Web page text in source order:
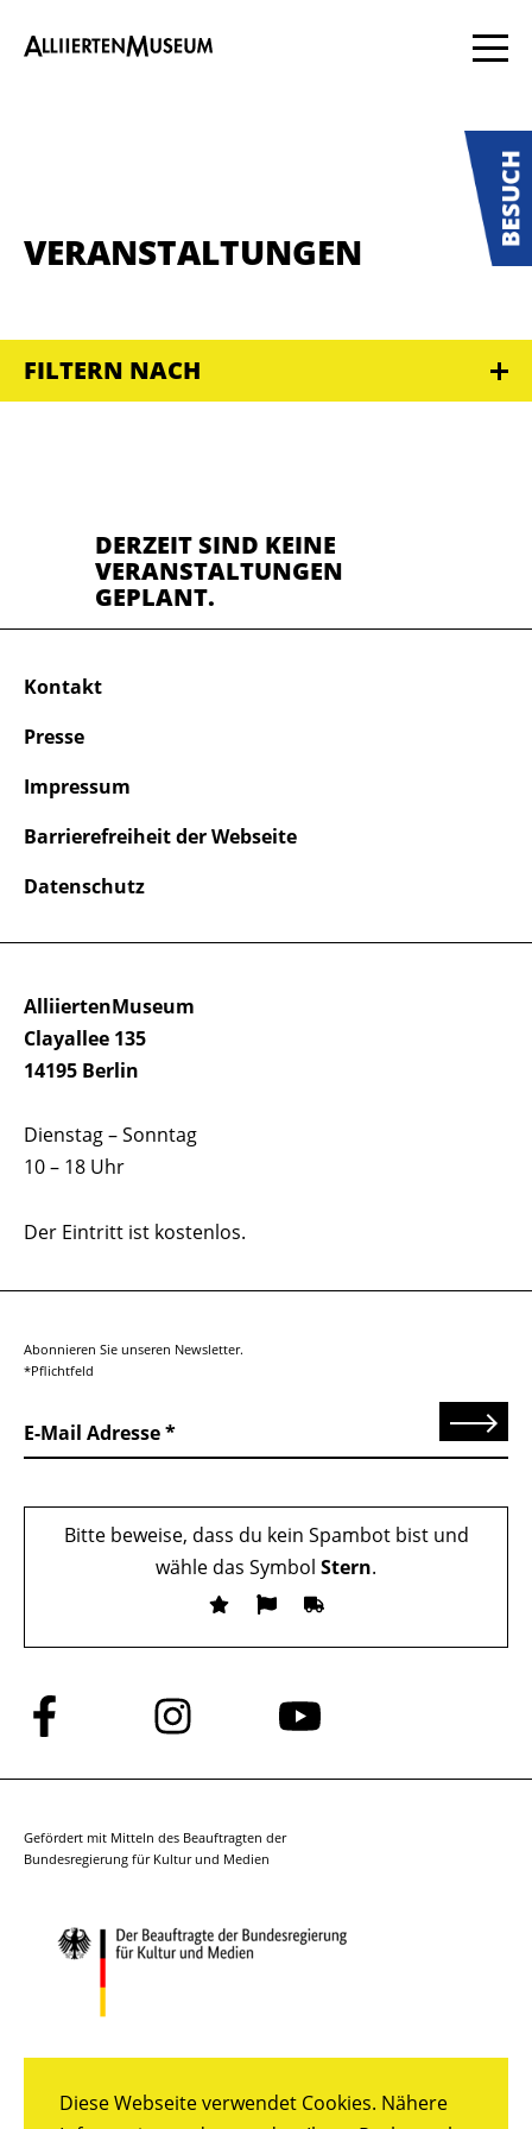
Diese Webseite verwendet Cookies. Nähere
VERANSTALTUNGEN
FILTERN NACH
DERZEIT SIND KEINE
VERANSTALTUNGEN
GEPLANT.
AlliiertenMuseum
Clayallee 135
14195 Berlin
Dienstag – Sonntag
10 – 18 Uhr
Der Eintritt ist kostenlos.
Kontakt
Presse
Impressum
Barrierefreiheit der Webseite
Datenschutz
Abonnieren Sie unseren Newsletter.
*Pflichtfeld
E-Mail Adresse Senden
Bitte beweise, dass du kein Spambot bist und
wähle das Symbol Stern.
Folge
uns
auf
Folge
uns
auf
Folge
auf
Gefördert mit Mitteln des Beauftragten der
Bundesregierung für Kultur und Medien